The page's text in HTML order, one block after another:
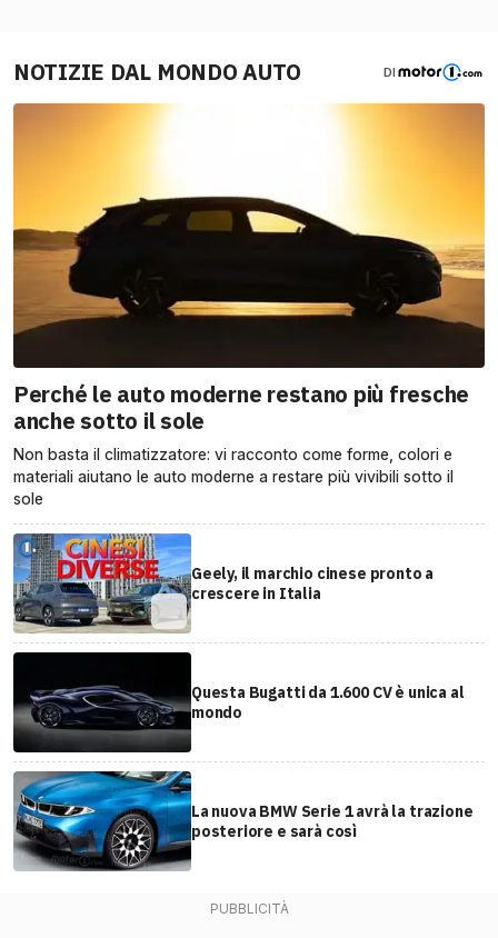
NOTIZIE DAL MONDO AUTO DI
Perché le auto moderne restano più fresche
anche sotto il sole
Non basta il climatizzatore: vi racconto come forme, colori e
materiali aiutano le auto moderne a restare più vivibili sotto il
sole
Geely, il marchio cinese pronto a
crescere in Italia
Questa Bugatti da 1.600 CV è unica al
mondo
La nuova BMW Serie 1 avrà la trazione
posteriore e sarà così